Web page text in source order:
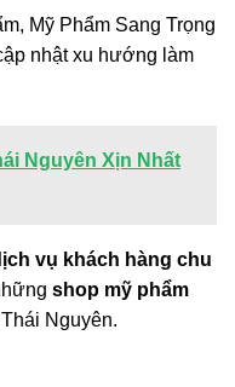
Mỹ Phẩm Sang Trọng
nhật xu hướng làm
Nguyên Xịn Nhất
vụ khách hàng chu
shop mỹ phẩm
Nguyên.